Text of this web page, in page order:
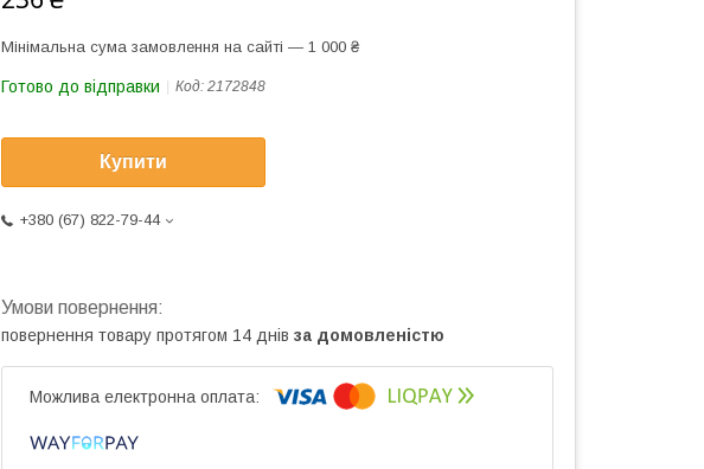
Мінімальна сума замовлення на сайті — 1 000 ₴
Готово до відправки Код: 2172848
Купити
+380 (67) 822-79-44
повернення товару протягом 14 днів за домовленістю